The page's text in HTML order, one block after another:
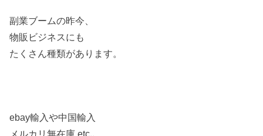
副業ブームの昨今、
物販ビジネスにも
たくさん種類があります。
ebay輸入や中国輸入
メルカリ無在庫 etc..